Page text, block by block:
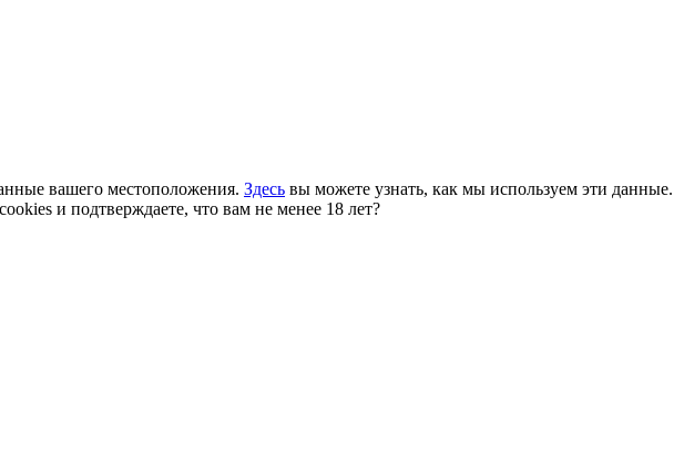
вашего местоположения. Здесь вы можете узнать, как мы используем эти данные.
и подтверждаете, что вам не менее 18 лет?